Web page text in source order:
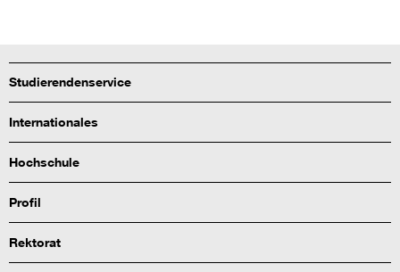
Studierendenservice
Internationales
Hochschule
Profil
Rektorat